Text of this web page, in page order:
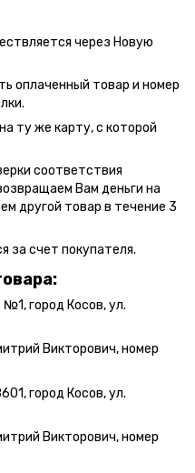
через Новую
оплаченный товар и номер
ту же карту, с которой
соответствия
Вам деньги на
другой товар в течение 3
за счет покупателя.
город Косов,ул.
Викторович, номер
город Косов, ул.
Викторович, номер